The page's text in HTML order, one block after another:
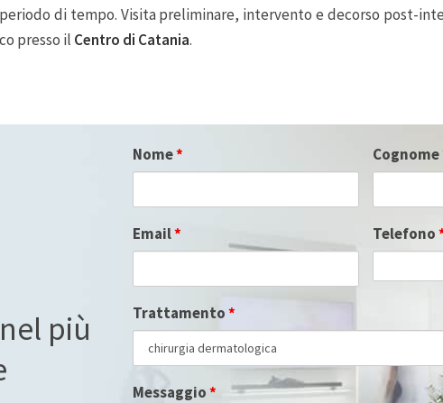
di tempo. Visita preliminare, intervento e decorso post-
presso il Centro di Catania.
più
Nome* Cognome
Email* Telefono
Trattamento*
Messaggio*